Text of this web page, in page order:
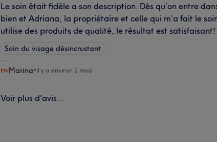
Le soin était fidèle a son description. Dès qu’on entre
bien et Adriana, la propriétaire et celle qui m’a fait le
utilise des produits de qualité, le résultat est
Soin du visage désincrustant
Marina•il y a environ 2 mois
Voir plus d'avis...